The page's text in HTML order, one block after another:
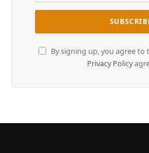
By signing up, you agree
Privacy Policy